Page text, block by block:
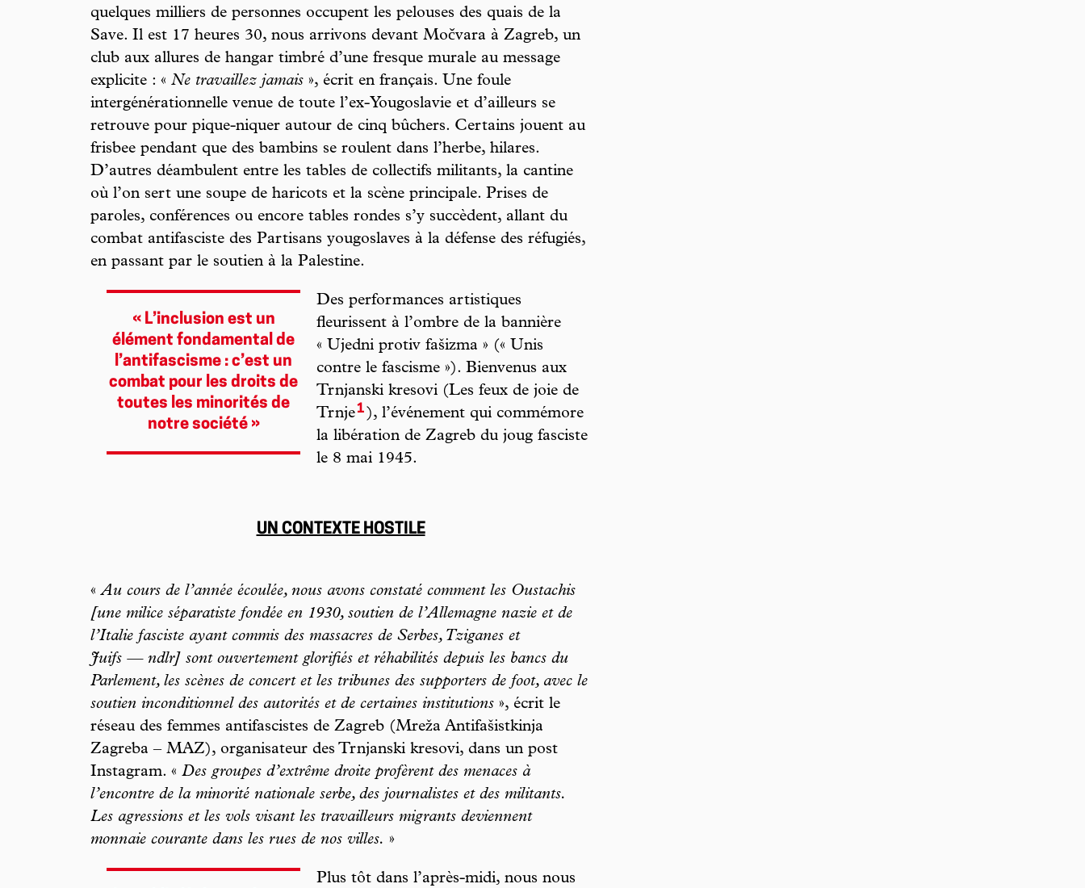
quelques milliers de personnes occupent les pelouses des quais de la
Save. Il est 17 heures 30, nous arrivons devant Močvara à Zagreb, un
club aux allures de hangar timbré d’une fresque murale au message
explicite : « Ne travaillez jamais », écrit en français. Une foule
intergénérationnelle venue de toute l’ex-Yougoslavie et d’ailleurs se
retrouve pour pique-niquer autour de cinq bûchers. Certains jouent au
frisbee pendant que des bambins se roulent dans l’herbe, hilares.
D’autres déambulent entre les tables de collectifs militants, la cantine
où l’on sert une soupe de haricots et la scène principale. Prises de
paroles, conférences ou encore tables rondes s’y succèdent, allant du
combat antifasciste des Partisans yougoslaves à la défense des réfugiés,
en passant par le soutien à la Palestine.
« L’inclusion est un
élément fondamental de
l’antifascisme : c’est un
combat pour les droits de
toutes les minorités de
notre société »
Des performances artistiques
fleurissent à l’ombre de la bannière
« Ujedni protiv fašizma » (« Unis
contre le fascisme »). Bienvenus aux
Trnjanski kresovi (Les feux de joie de
Trnje1 ), l’événement qui commémore
la libération de Zagreb du joug fasciste
le 8 mai 1945.
UN CONTEXTE HOSTILE
«Au cours de l’année écoulée, nous avons constaté comment les Oustachis
[une milice séparatiste fondée en 1930, soutien de l’Allemagne nazie et de
l’Italie fasciste ayant commis des massacres de Serbes, Tziganes et
Juifs — ndlr] sont ouvertement glorifiés et réhabilités depuis les bancs du
Parlement, les scènes de concert et les tribunes des supporters de foot, avec le
soutien inconditionnel des autorités et de certaines institutions », écrit le
réseau des femmes antifascistes de Zagreb (Mreža Antifašistkinja
Zagreba – MAZ), organisateur des Trnjanski kresovi, dans un post
Instagram. « Des groupes d’extrême droite profèrent des menaces à
l’encontre de la minorité nationale serbe, des journalistes et des militants.
Les agressions et les vols visant les travailleurs migrants deviennent
monnaie courante dans les rues de nos villes. »
Plus tôt dans l’après-midi, nous nous